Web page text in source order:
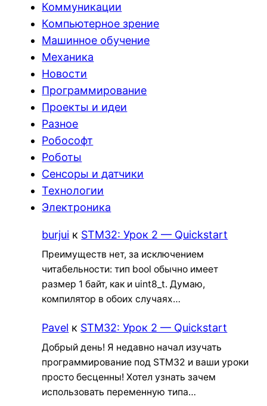
Коммуникации
Компьютерное зрение
Машинное обучение
Механика
Новости
Программирование
Проекты и идеи
Разное
Робософт
Роботы
Сенсоры и датчики
Технологии
Электроника
burjui к STM32: Урок 2 — Quickstart
Преимуществ нет, за исключением
читабельности: тип bool обычно имеет
размер 1 байт, как и uint8_t. Думаю,
компилятор в обоих случаях…
Pavel к STM32: Урок 2 — Quickstart
Добрый день! Я недавно начал изучать
программирование под STM32 и ваши уроки
просто бесценны! Хотел узнать зачем
использовать переменную типа…